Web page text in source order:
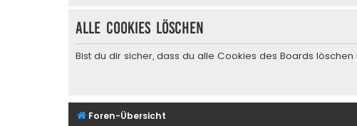
Alle Cookies löschen
Bist du dir sicher, dass du alle Cookies des Boards
Foren-Übersicht